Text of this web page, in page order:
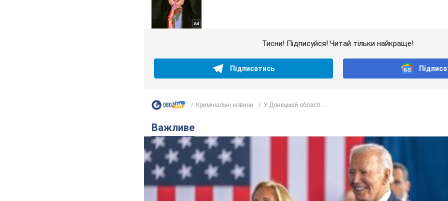
Тисни! Підписуйся! Читай тільки найкраще!
Підписатись
Кримінальні новини У Донецькій області...
Важливе